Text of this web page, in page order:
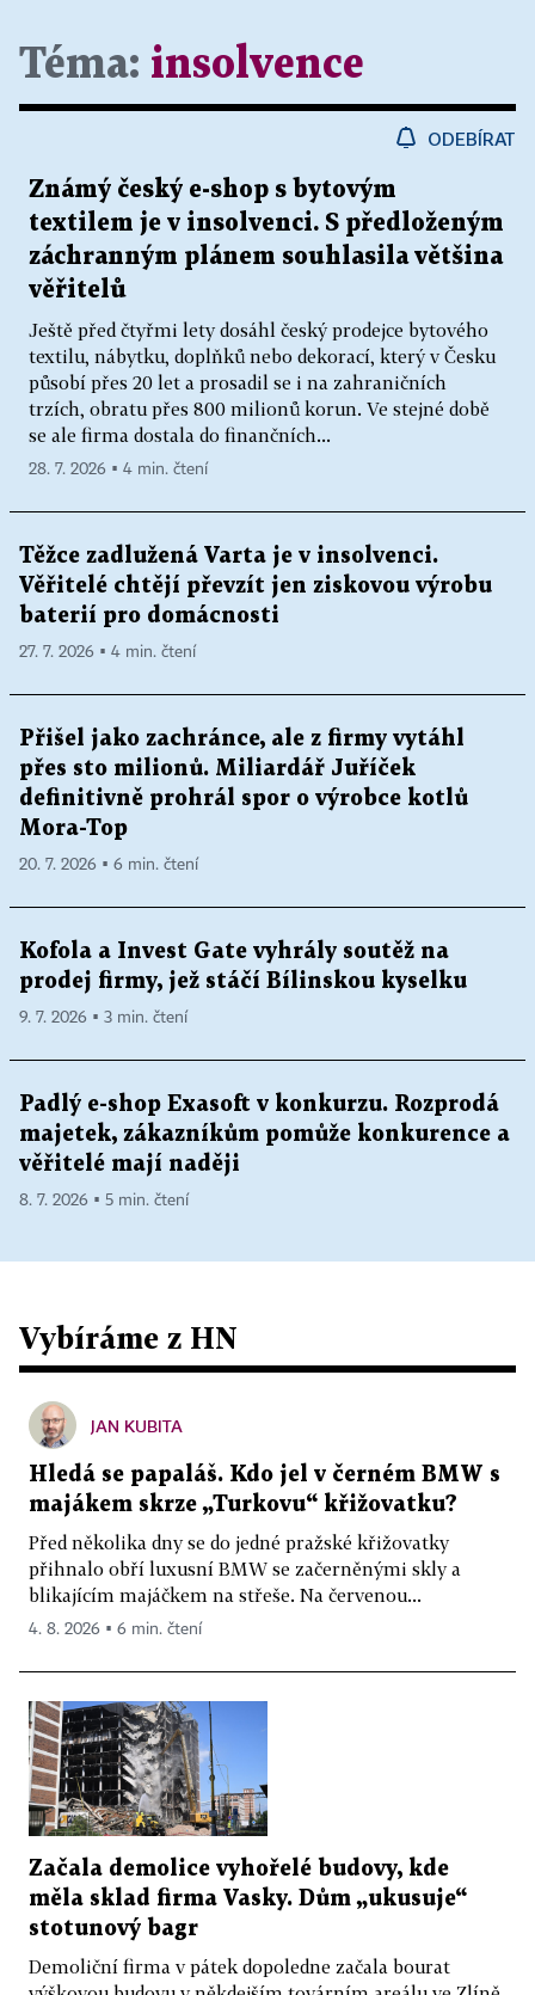
Téma: insolvence
ODEBÍRAT
Známý český e-shop s bytovým
textilem je v insolvenci. S předloženým
záchranným plánem souhlasila většina
věřitelů
Ještě před čtyřmi lety dosáhl český prodejce bytového
textilu, nábytku, doplňků nebo dekorací, který v Česku
působí přes 20 let a prosadil se i na zahraničních
trzích, obratu přes 800 milionů korun. Ve stejné době
se ale firma dostala do finančních...
28. 7. 2026 ▪ 4 min. čtení
Těžce zadlužená Varta je v insolvenci.
Věřitelé chtějí převzít jen ziskovou výrobu
baterií pro domácnosti
27. 7. 2026 ▪ 4 min. čtení
Přišel jako zachránce, ale z firmy vytáhl
přes sto milionů. Miliardář Juříček
definitivně prohrál spor o výrobce kotlů
Mora-Top
20. 7. 2026 ▪ 6 min. čtení
Kofola a Invest Gate vyhrály soutěž na
prodej firmy, jež stáčí Bílinskou kyselku
9. 7. 2026 ▪ 3 min. čtení
Padlý e-shop Exasoft v konkurzu. Rozprodá
majetek, zákazníkům pomůže konkurence a
věřitelé mají naději
8. 7. 2026 ▪ 5 min. čtení
Vybíráme z HN
JAN KUBITA
Hledá se papaláš. Kdo jel v černém BMW s
majákem skrze „Turkovu“ křižovatku?
Před několika dny se do jedné pražské křižovatky
přihnalo obří luxusní BMW se začerněnými skly a
blikajícím majáčkem na střeše. Na červenou...
4. 8. 2026 ▪ 6 min. čtení
Začala demolice vyhořelé budovy, kde
měla sklad firma Vasky. Dům „ukusuje“
stotunový bagr
Demoliční firma v pátek dopoledne začala bourat